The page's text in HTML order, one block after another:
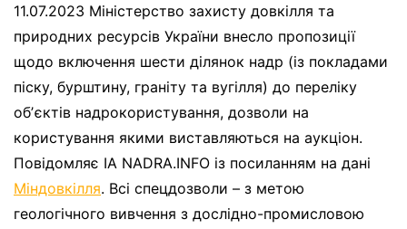
11.07.2023 Міністерство захисту довкілля та
природних ресурсів України внесло пропозиції
щодо включення шести ділянок надр (із покладами
піску, бурштину, граніту та вугілля) до переліку
обʼєктів надрокористування, дозволи на
користування якими виставляються на аукціон.
Повідомляє ІА NADRA.INFO із посиланням на дані
Міндовкілля. Всі спецдозволи – з метою
геологічного вивчення з дослідно-промисловою